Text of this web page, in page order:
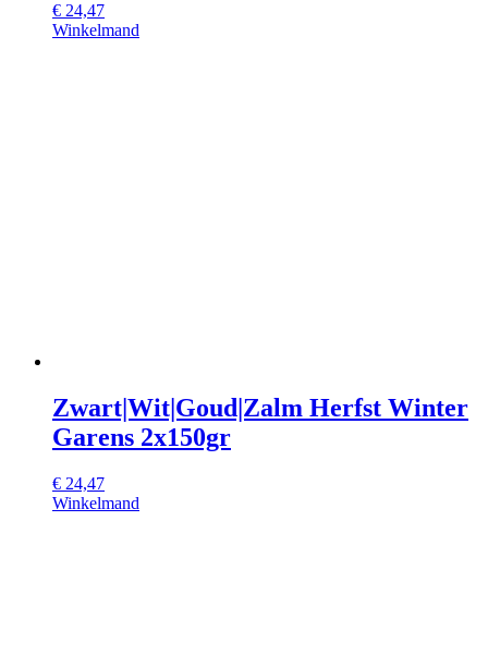
€ 24,47
Winkelmand
Zwart|Wit|Goud|Zalm Herfst Winter
Garens 2x150gr
€ 24,47
Winkelmand